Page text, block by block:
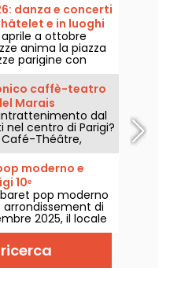
danza e concerti
e in luoghi
a ottobre
anima la piazza
parigine con
e performance
proposti dalcaffè-teatro
Marais
dal
nel centro di Parigi?
Café-Théâtre,
nel cuore del
moderno e
10ᵉ
pop moderno
di
2025, il locale
spettacoli
spectacle
tutto avvolto in
studiata per